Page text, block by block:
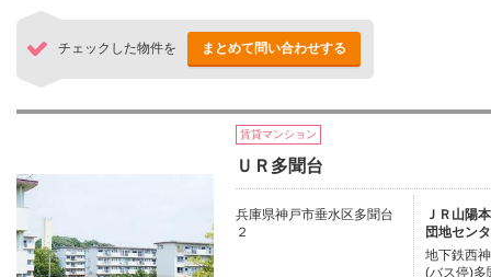
チェックした物件を まとめて問い合わせする
賃貸マンション
ＵＲ多聞台
兵庫県神戸市垂水区多聞台
２
ＪＲ山陽
団地セン
地下鉄西
(バス停)多